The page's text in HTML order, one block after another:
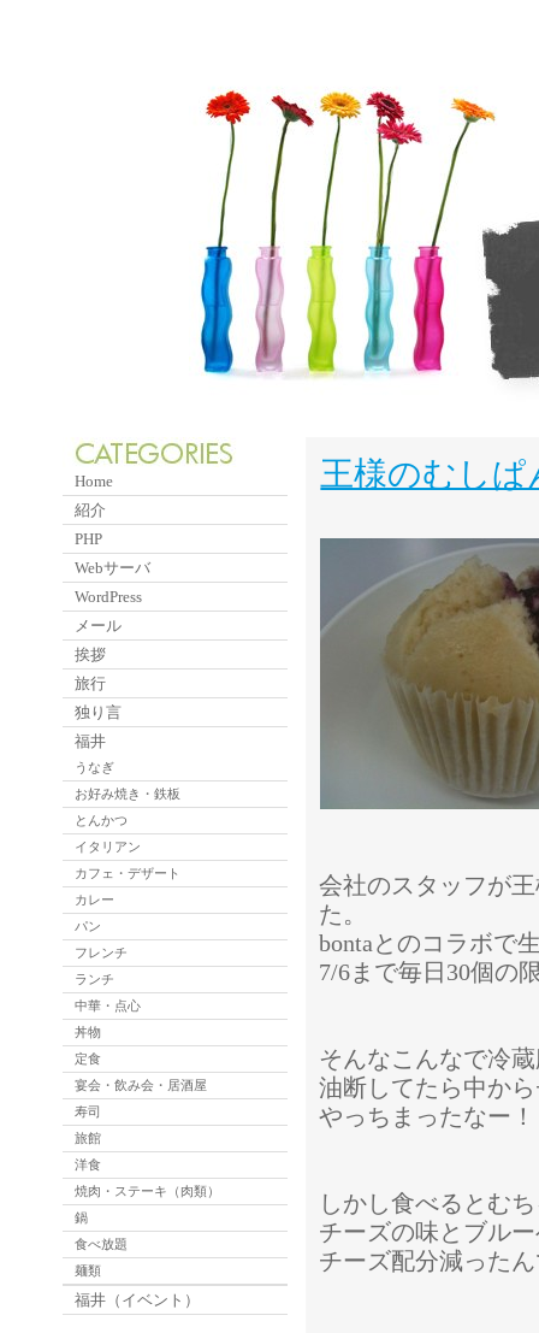
王様のむしぱ
会社のスタッフが
た。
bontaとのコラボで
7/6まで毎日30個の
そんなこんなで冷
油断してたら中か
やっちまったなー！
しかし食べるとむ
チーズの味とブル
チーズ配分減った
Home
紹介
PHP
Webサーバ
WordPress
メール
挨拶
旅行
独り言
福井
うなぎ
お好み焼き・鉄板
とんかつ
イタリアン
カフェ・デザート
カレー
パン
フレンチ
ランチ
中華・点心
丼物
定食
宴会・飲み会・居酒屋
寿司
旅館
洋食
焼肉・ステーキ（肉類）
鍋
食べ放題
麺類
福井（イベント）